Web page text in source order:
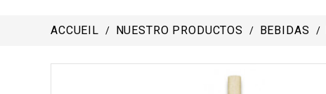
ACCUEIL NUESTRO PRODUCTOS BEBIDAS